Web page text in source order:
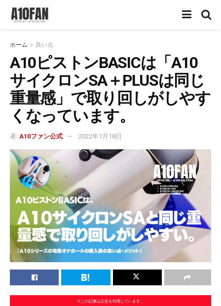
ホーム 良い点
A10ピストンBASICは「A10
サイクロンSA＋PLUSは同じ
重量感」で取り回しがしやす
くなっています。
著: A10ファン公式 2022年1月18日
※この記事は広告を利用しています。